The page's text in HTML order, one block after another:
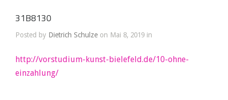
31B8130
Posted by Dietrich Schulze on Mai 8, 2019 in
http://vorstudium-kunst-bielefeld.de/10-ohne-
einzahlung/